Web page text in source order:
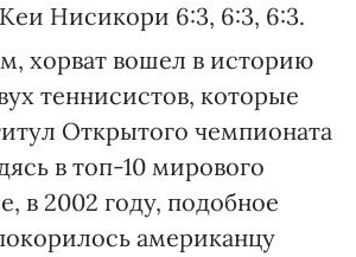
Нисикори 6:3, 6:3, 6:3.
хорват вошел в историю
теннисистов, которые
Открытого чемпионата
в топ-10 мирового
в 2002 году, подобное
американцу